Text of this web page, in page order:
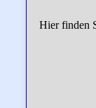
Hier finden